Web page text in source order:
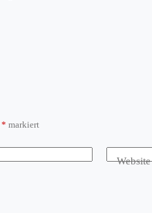
* markiert
Website